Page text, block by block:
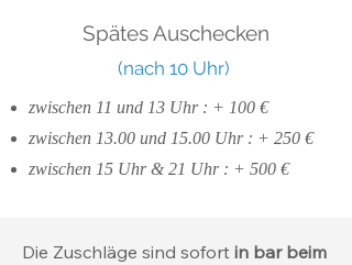
Spätes Auschecken
(nach 10 Uhr)
zwischen 11 und 13 Uhr : + 100 €
zwischen 13.00 und 15.00 Uhr : + 250 €
zwischen 15 Uhr & 21 Uhr : + 500 €
Die Zuschläge sind sofort in bar beim